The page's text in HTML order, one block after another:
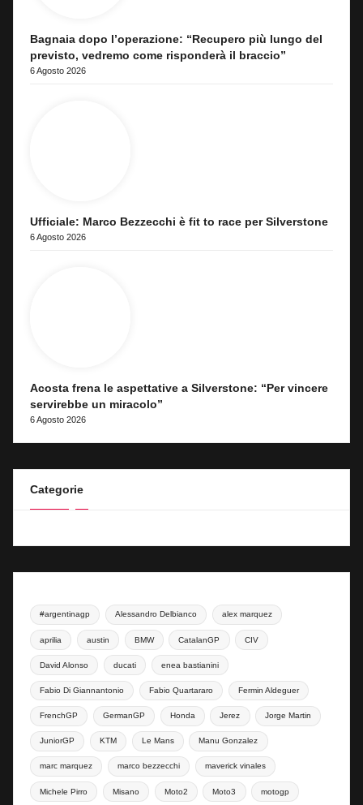
Bagnaia dopo l’operazione: “Recupero più lungo del
previsto, vedremo come risponderà il braccio”
6 Agosto 2026
Ufficiale: Marco Bezzecchi è fit to race per Silverstone
6 Agosto 2026
Acosta frena le aspettative a Silverstone: “Per vincere
servirebbe un miracolo”
6 Agosto 2026
Categorie
#argentinagp Alessandro Delbianco alex marquez
aprilia austin BMW CatalanGP CIV
David Alonso ducati enea bastianini
Fabio Di Giannantonio Fabio Quartararo Fermin Aldeguer
FrenchGP GermanGP Honda Jerez Jorge Martin
JuniorGP KTM Le Mans Manu Gonzalez
marc marquez marco bezzecchi maverick vinales
Michele Pirro Misano Moto2 Moto3 motogp